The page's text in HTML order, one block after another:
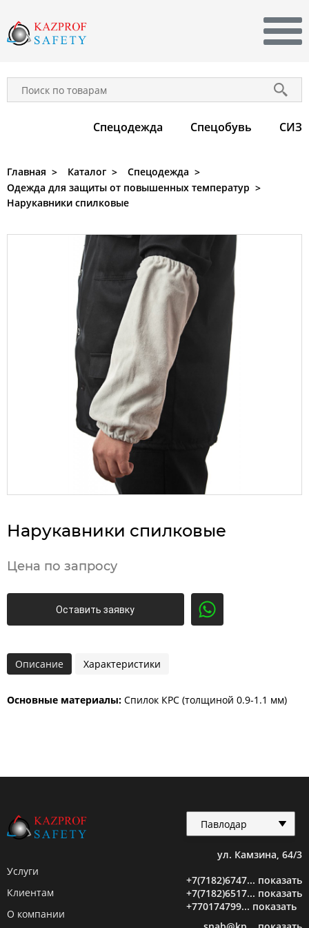
Спецодежда Спецобувь CИЗ
КЛИЕНТАМ
КОНТАКТЫ
Заказать звонок
+7 701 747-99-00
Главная Каталог
Спецодежда
Одежда для защиты от повышенных температур
Нарукавники спилковые
Нарукавники спилковые
Цена по запросу
Оставить заявку
Описание Характеристики
Основные материалы: Спилок КРС (толщиной 0.9-1.1 мм)
Услуги
Клиентам
О компании
Павлодар
Павлодар
Нур-Султан
ул. Камзина, 64/3
+7(7182)6747... показать
+7(7182)6517... показать
+770174799... показать